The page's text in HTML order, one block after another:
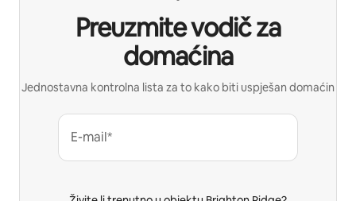
Preuzmite vodič za
domaćina
Jednostavna kontrolna lista za to kako biti uspješan domaćin
E-mail*